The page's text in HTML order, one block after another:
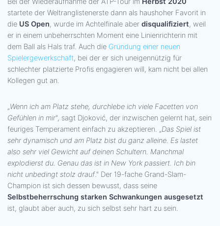
startete der Weltranglistenerste dann als haushoher Favorit in
die US Open, wurde im Achtelfinale aber disqualifiziert, weil
er in einem unbeherrschten Moment eine Linienrichterin mit
dem Ball als Hals traf. Auch die Gründung einer neuen
Spielergewerkschaft, bei der er sich uneigennützig für
schlechter platzierte Profis engagieren will, kam nicht bei allen
Kollegen gut an.
„Wenn ich am Platz stehe, durchlebe ich viele Facetten von
Gefühlen in mir", sagt Djoković, der inzwischen gelernt hat, sein
feuriges Temperament einfach zu akzeptieren. „Das Spiel ist
sehr dynamisch und am Platz bist du ganz alleine. Es lastet
also sehr viel Gewicht auf deinen Schultern. Manchmal
explodierst du. Genau das ist in New York passiert. Ich bin
nicht unbedingt stolz drauf." Der 19-fache Grand-Slam-
Champion ist sich dessen bewusst, dass seine
Selbstbeherrschung starken Schwankungen ausgesetzt
ist, glaubt aber auch, zu sich selbst sehr hart zu sein.